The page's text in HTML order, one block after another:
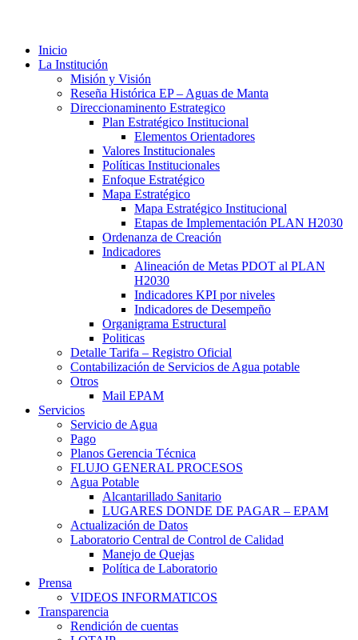
Inicio
La Institución
Misión y Visión
Reseña Histórica EP – Aguas de Manta
Direccionaminento Estrategico
Plan Estratégico Institucional
Elementos Orientadores
Valores Institucionales
Políticas Institucionales
Enfoque Estratégico
Mapa Estratégico
Mapa Estratégico Institucional
Etapas de Implementación PLAN H2030
Ordenanza de Creación
Indicadores
Alineación de Metas PDOT al PLAN
H2030
Indicadores KPI por niveles
Indicadores de Desempeño
Organigrama Estructural
Politicas
Detalle Tarifa – Registro Oficial
Contabilización de Servicios de Agua potable
Otros
Mail EPAM
Servicios
Servicio de Agua
Pago
Planos Gerencia Técnica
FLUJO GENERAL PROCESOS
Agua Potable
Alcantarillado Sanitario
LUGARES DONDE DE PAGAR – EPAM
Actualización de Datos
Laboratorio Central de Control de Calidad
Manejo de Quejas
Política de Laboratorio
Prensa
VIDEOS INFORMATICOS
Transparencia
Rendición de cuentas